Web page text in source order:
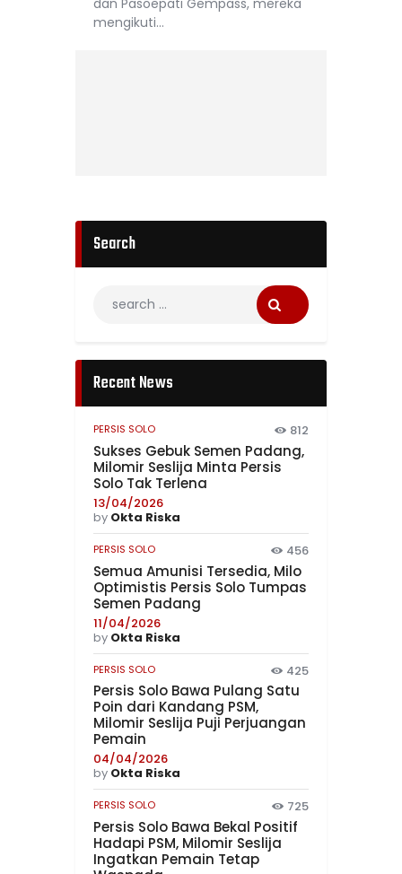
dan Pasoepati Gempass, mereka
mengikuti…
Search
Recent News
PERSIS SOLO 812
Sukses Gebuk Semen Padang,
Milomir Seslija Minta Persis
Solo Tak Terlena
13/04/2026
by Okta Riska
PERSIS SOLO 456
Semua Amunisi Tersedia, Milo
Optimistis Persis Solo Tumpas
Semen Padang
11/04/2026
by Okta Riska
PERSIS SOLO 425
Persis Solo Bawa Pulang Satu
Poin dari Kandang PSM,
Milomir Seslija Puji Perjuangan
Pemain
04/04/2026
by Okta Riska
PERSIS SOLO 725
Persis Solo Bawa Bekal Positif
Hadapi PSM, Milomir Seslija
Ingatkan Pemain Tetap